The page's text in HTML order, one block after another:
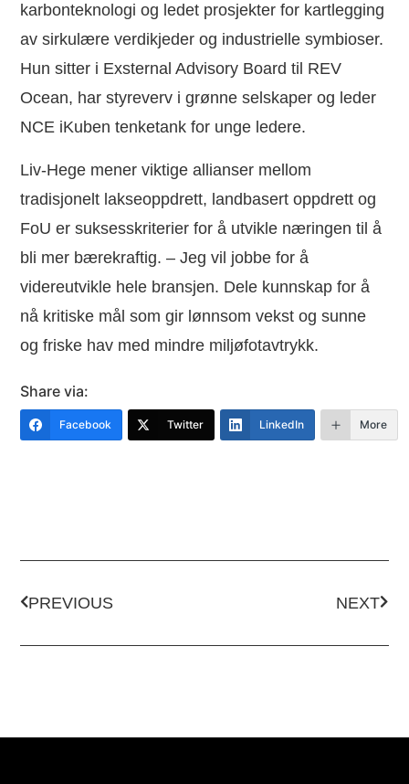
karbonteknologi og ledet prosjekter for kartlegging
av sirkulære verdikjeder og industrielle symbioser.
Hun sitter i Exsternal Advisory Board til REV
Ocean, har styreverv i grønne selskaper og leder
NCE iKuben tenketank for unge ledere.
Liv-Hege mener viktige allianser mellom
tradisjonelt lakseoppdrett, landbasert oppdrett og
FoU er suksesskriterier for å utvikle næringen til å
bli mer bærekraftig. – Jeg vil jobbe for å
videreutvikle hele bransjen. Dele kunnskap for å
nå kritiske mål som gir lønnsom vekst og sunne
og friske hav med mindre miljøfotavtrykk.
Share via:
Facebook Twitter LinkedIn More
PREVIOUS NEXT